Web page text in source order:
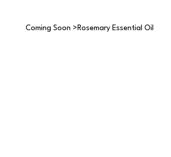
Coming Soon > Rosemary Essential Oil